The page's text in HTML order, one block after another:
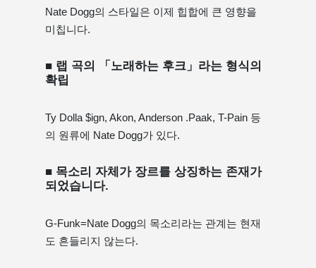
Nate Dogg의 스타일은 이제 힙합에 큰 영향을
미칩니다.
■ 랩 곡의 「노래하는 후크」라는 형식의
확립
Ty Dolla $ign, Akon, Anderson .Paak, T-Pain 등
의 원류에 Nate Dogg가 있다.
■ 목소리 자체가 장르를 상징하는 존재가
되었습니다.
G-Funk=Nate Dogg의 목소리라는 관계는 현재
도 흔들리지 않는다.